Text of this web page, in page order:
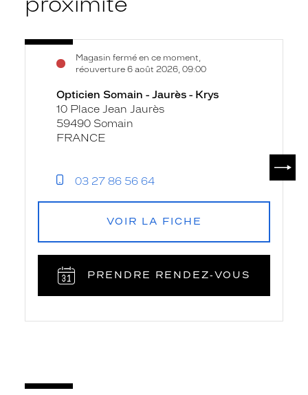
Opticien
Somain
Jaurès
Magasin fermé en ce moment,
réouverture 6 août 2026, 09:00
Voir
Opticien Somain - Jaurès - Krys
10 Place Jean Jaurès
59490 Somain
FRANCE
03 27 86 56 64
VOIR LA FICHE
PRENDRE RENDEZ‑VOUS